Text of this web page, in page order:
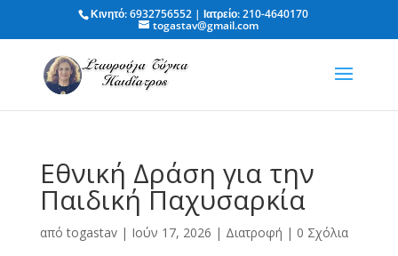
Κινητό: 6932756552 | Ιατρείο: 210-4640170
togastav@gmail.com
Εθνική Δράση για την
Παιδική Παχυσαρκία
απόtogastav| Ιούν 17, 2026 | Διατροφή | 0 Σχόλια